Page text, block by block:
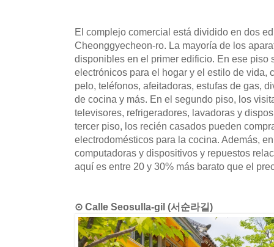
El complejo comercial está dividido en dos
Cheonggyecheon-ro. La mayoría de los
disponibles en el primer edificio. En ese piso
electrónicos para el hogar y el estilo de vida,
pelo, teléfonos, afeitadoras, estufas de gas,
de cocina y más. En el segundo piso, los
televisores, refrigeradores, lavadoras y
tercer piso, los recién casados pueden
electrodomésticos para la cocina. Además,
computadoras y dispositivos y repuestos
aquí es entre 20 y 30% más barato que el
⊙ Calle Seosulla-gil (서순라길)